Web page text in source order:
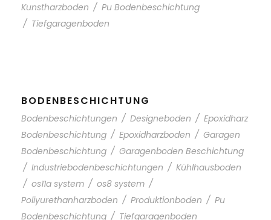
Kunstharzboden / Pu Bodenbeschichtung
/ Tiefgaragenboden
BODENBESCHICHTUNG
Bodenbeschichtungen / Designeboden / Epoxidharz
Bodenbeschichtung / Epoxidharzboden / Garagen
Bodenbeschichtung / Garagenboden Beschichtung
/ Industriebodenbeschichtungen / Kühlhausboden
/ os11a system / os8 system /
Poliyurethanharzboden / Produktionboden / Pu
Bodenbeschichtung / Tiefgaragenboden